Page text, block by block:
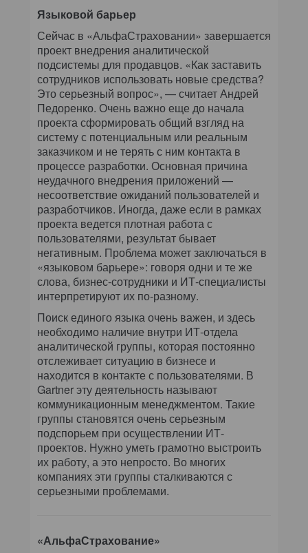
Языковой барьер
Сейчас в «АльфаСтраховании» завершается
проект внедрения аналитической
подсистемы для продавцов. «Как заставить
сотрудников использовать новые средства?
Это серьезный вопрос», — считает Андрей
Педоренко. Очень важно еще до начала
проекта сформировать общий взгляд на
систему с потенциальным или реальным
заказчиком и не терять с ним контакта в
процессе разработки. Основная причина
неудачного внедрения приложений —
несоответствие ожиданий пользователей и
разработчиков. Иногда, даже если в рамках
проекта ведется плотная работа с
пользователями, результат бывает
негативным. Проблема может заключаться в
«языковом барьере»: говоря одни и те же
слова, бизнес-сотрудники и ИТ-специалисты
интерпретируют их по-разному.
Поиск единого языка очень важен, и здесь
необходимо наличие внутри ИТ-отдела
аналитической группы, которая постоянно
отслеживает ситуацию в бизнесе и
находится в контакте с пользователями. В
Gartner эту деятельность называют
коммуникационным менеджментом. Такие
группы становятся очень серьезным
подспорьем при осуществлении ИТ-
проектов. Нужно уметь грамотно выстроить
их работу, а это непросто. Во многих
компаниях эти группы сталкиваются с
серьезными проблемами.
«АльфаСтрахование»